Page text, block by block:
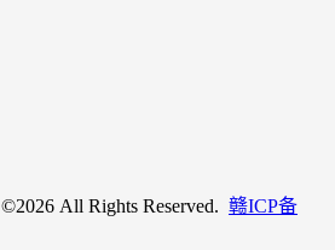
©2026 All Rights Reserved. 赣ICP备